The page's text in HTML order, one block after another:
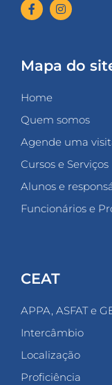
Mapa do
Home
Quem somos
Agende uma
Cursos e Serviços
Alunos e
Funcionários e
CEAT
APPA, ASFAT e
Intercâmbio
Localização
Proficiência